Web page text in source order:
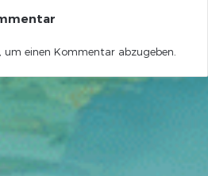
um einen Kommentar abzugeben.